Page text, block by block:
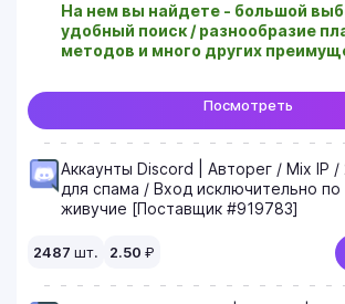
На нем вы найдете - большой
удобный поиск / разнообразие
методов и много других
Посмотреть
Аккаунты Discord | Авторег / Mix IP /
для спама / Вход исключительно
живучие [Поставщик #919783]
2487 шт. 2.50 ₽